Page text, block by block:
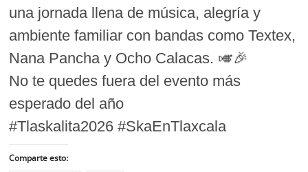
una jornada llena de música, alegría y
ambiente familiar con bandas como Textex,
Nana Pancha y Ocho Calacas. 🎺🎉
No te quedes fuera del evento más
esperado del año
#Tlaskalita2026 #SkaEnTlaxcala
Comparte esto: